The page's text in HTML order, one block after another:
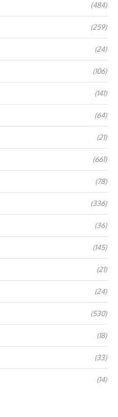
(484)
(259)
(24)
(106)
(141)
(64)
(21)
(661)
(78)
(336)
(36)
(145)
(21)
(24)
(530)
(18)
(33)
(14)